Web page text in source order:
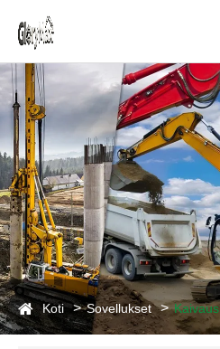
Koti Sovellukset Kaivaus